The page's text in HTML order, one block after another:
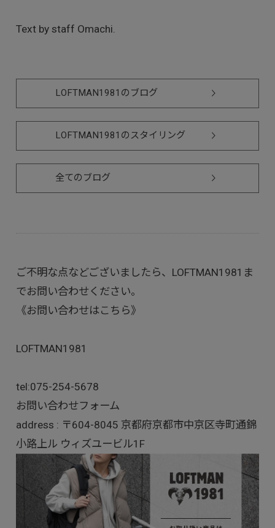
Text by staff Omachi.
LOFTMAN1981のブログ
LOFTMAN1981のスタイリング
全てのブログ
ご不明な点などございましたら、LOFTMAN1981ま
でお問い合わせください。
《お問い合わせはこちら》
LOFTMAN1981
tel:075-254-5678
お問い合わせフォーム
address : 〒604-8045 京都府京都市中京区寺町通錦
小路上ル ウィズユービル1F